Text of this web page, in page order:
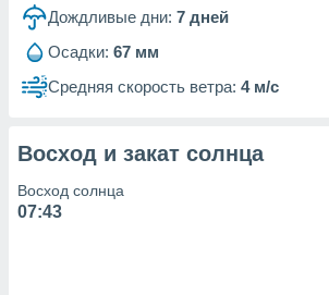
рекламы
сведения
Дождливые дни: 7 дней
Осадки: 67 мм
Средняя скорость ветра: 4 м/с
Восход и закат солнца
Восход солнца
07:43